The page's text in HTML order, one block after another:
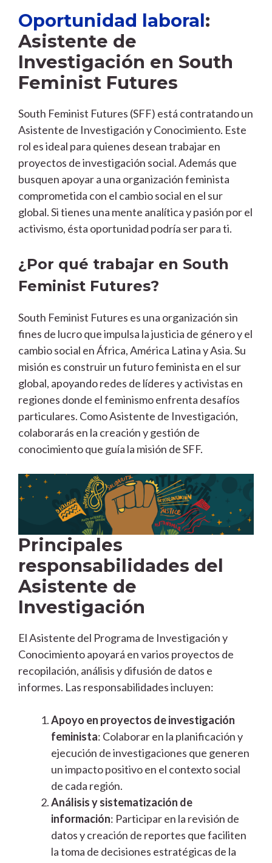
Oportunidad laboral:
Asistente de
Investigación en South
Feminist Futures
South Feminist Futures (SFF) está contratando un
Asistente de Investigación y Conocimiento. Este
rol es ideal para quienes desean trabajar en
proyectos de investigación social. Además que
busquen apoyar a una organización feminista
comprometida con el cambio social en el sur
global. Si tienes una mente analítica y pasión por el
activismo, ésta oportunidad podría ser para ti.
¿Por qué trabajar en South
Feminist Futures?
South Feminist Futures es una organización sin
fines de lucro que impulsa la justicia de género y el
cambio social en África, América Latina y Asia. Su
misión es construir un futuro feminista en el sur
global, apoyando redes de líderes y activistas en
regiones donde el feminismo enfrenta desafíos
particulares. Como Asistente de Investigación,
colaborarás en la creación y gestión de
conocimiento que guía la misión de SFF.
Principales
responsabilidades del
Asistente de
Investigación
El Asistente del Programa de Investigación y
Conocimiento apoyará en varios proyectos de
recopilación, análisis y difusión de datos e
informes. Las responsabilidades incluyen:
Apoyo en proyectos de investigación
feminista: Colaborar en la planificación y
ejecución de investigaciones que generen
un impacto positivo en el contexto social
de cada región.
Análisis y sistematización de
información: Participar en la revisión de
datos y creación de reportes que faciliten
la toma de decisiones estratégicas de la